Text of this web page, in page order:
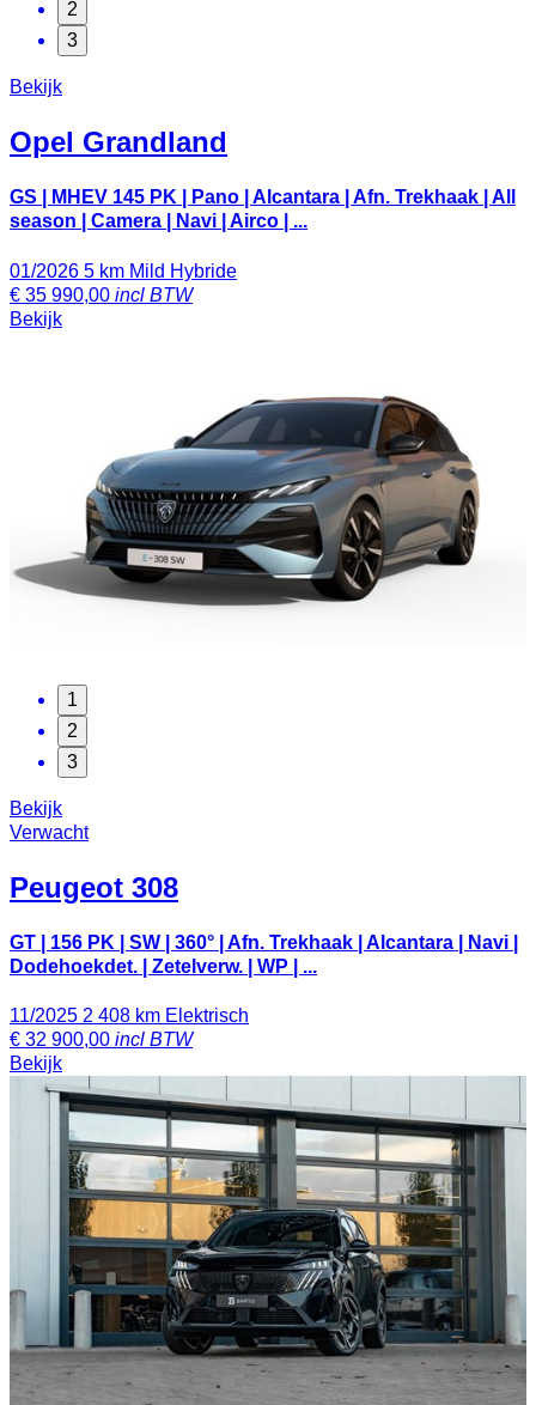
2
3
Bekijk
Opel Grandland
GS | MHEV 145 PK | Pano | Alcantara | Afn. Trekhaak | All
season | Camera | Navi | Airco | ...
01/2026 5 km Mild Hybride
€ 35 990,00 incl BTW
Bekijk
1
2
3
Bekijk
Verwacht
Peugeot 308
GT | 156 PK | SW | 360° | Afn. Trekhaak | Alcantara | Navi |
Dodehoekdet. | Zetelverw. | WP | ...
11/2025 2 408 km Elektrisch
€ 32 900,00 incl BTW
Bekijk